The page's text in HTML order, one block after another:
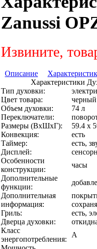
Zanussi
Извините,
Описание
Характеристики
Тип духовки:
Цвет товара:
черный
Объем духовки:
74 л
Переключатели:
Размеры (ВхШхГ):
59.4 x
Конвекция:
есть
Таймер:
есть,
Дисплей:
Особенности
конструкции:
часы
Дополнительные
функции:
Дополнительная
информация:
Гриль:
есть,
Дверца духовки:
Класс
энергопотребления:
A